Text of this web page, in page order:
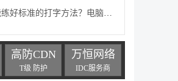
准的打字方法？电脑键盘打字指法教学
高防CDN
T级 防护
万恒网络
IDC服务商